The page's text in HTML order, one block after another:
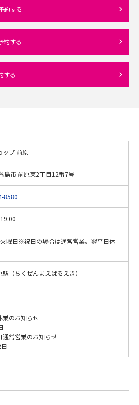
約する
約する
する
ップ 前原
島市 前原東2丁目12番7号
8580
曜日※祝日の場合は通常営業。翌平日休
（ちくぜんまえばるえき）
のお知らせ
常営業のお知らせ
日